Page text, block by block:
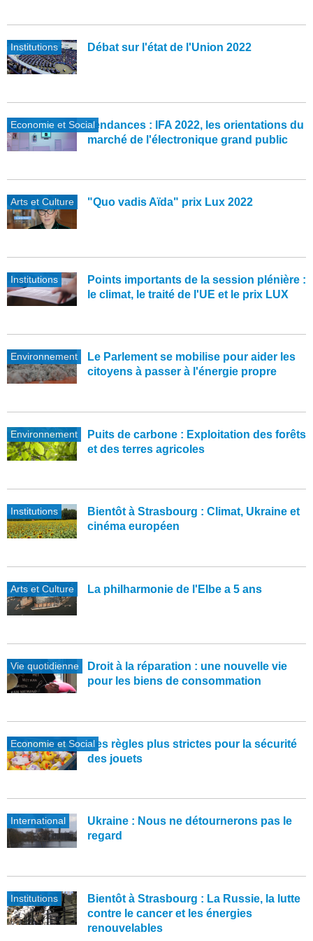
Institutions Débat sur l'état de l'Union 2022
Economie et SocialTendances : IFA 2022, les orientations du
marché de l'électronique grand public
Arts et Culture "Quo vadis Aïda" prix Lux 2022
Institutions
Points importants de la session plénière :
le climat, le traité de l'UE et le prix LUX
Environnement
Le Parlement se mobilise pour aider les
citoyens à passer à l'énergie propre
Environnement
Puits de carbone : Exploitation des forêts
et des terres agricoles
Institutions
Bientôt à Strasbourg : Climat, Ukraine et
cinéma européen
Arts et Culture La philharmonie de l'Elbe a 5 ans
Vie quotidienne
Droit à la réparation : une nouvelle vie
pour les biens de consommation
Economie et SocialDes règles plus strictes pour la sécurité
des jouets
International
Ukraine : Nous ne détournerons pas le
regard
Institutions
Bientôt à Strasbourg : La Russie, la lutte
contre le cancer et les énergies
renouvelables